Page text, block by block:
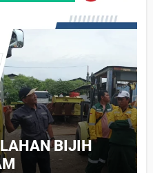
BIJIH